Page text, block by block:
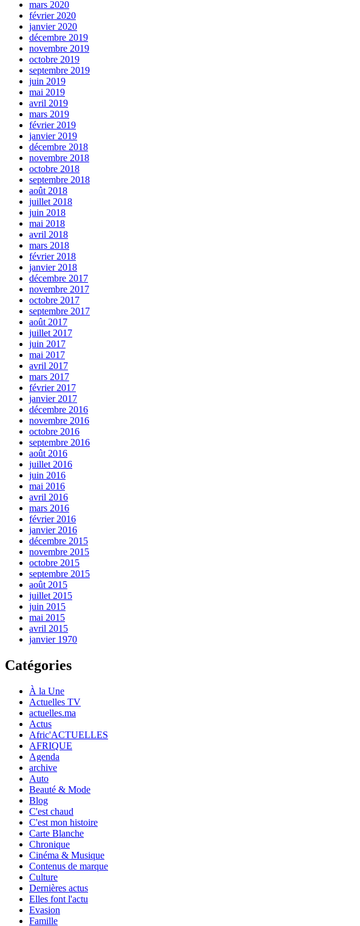
mars 2020
février 2020
janvier 2020
décembre 2019
novembre 2019
octobre 2019
septembre 2019
juin 2019
mai 2019
avril 2019
mars 2019
février 2019
janvier 2019
décembre 2018
novembre 2018
octobre 2018
septembre 2018
août 2018
juillet 2018
juin 2018
mai 2018
avril 2018
mars 2018
février 2018
janvier 2018
décembre 2017
novembre 2017
octobre 2017
septembre 2017
août 2017
juillet 2017
juin 2017
mai 2017
avril 2017
mars 2017
février 2017
janvier 2017
décembre 2016
novembre 2016
octobre 2016
septembre 2016
août 2016
juillet 2016
juin 2016
mai 2016
avril 2016
mars 2016
février 2016
janvier 2016
décembre 2015
novembre 2015
octobre 2015
septembre 2015
août 2015
juillet 2015
juin 2015
mai 2015
avril 2015
janvier 1970
Catégories
À la Une
Actuelles TV
actuelles.ma
Actus
Afric'ACTUELLES
AFRIQUE
Agenda
archive
Auto
Beauté & Mode
Blog
C'est chaud
C'est mon histoire
Carte Blanche
Chronique
Cinéma & Musique
Contenus de marque
Culture
Dernières actus
Elles font l'actu
Evasion
Famille